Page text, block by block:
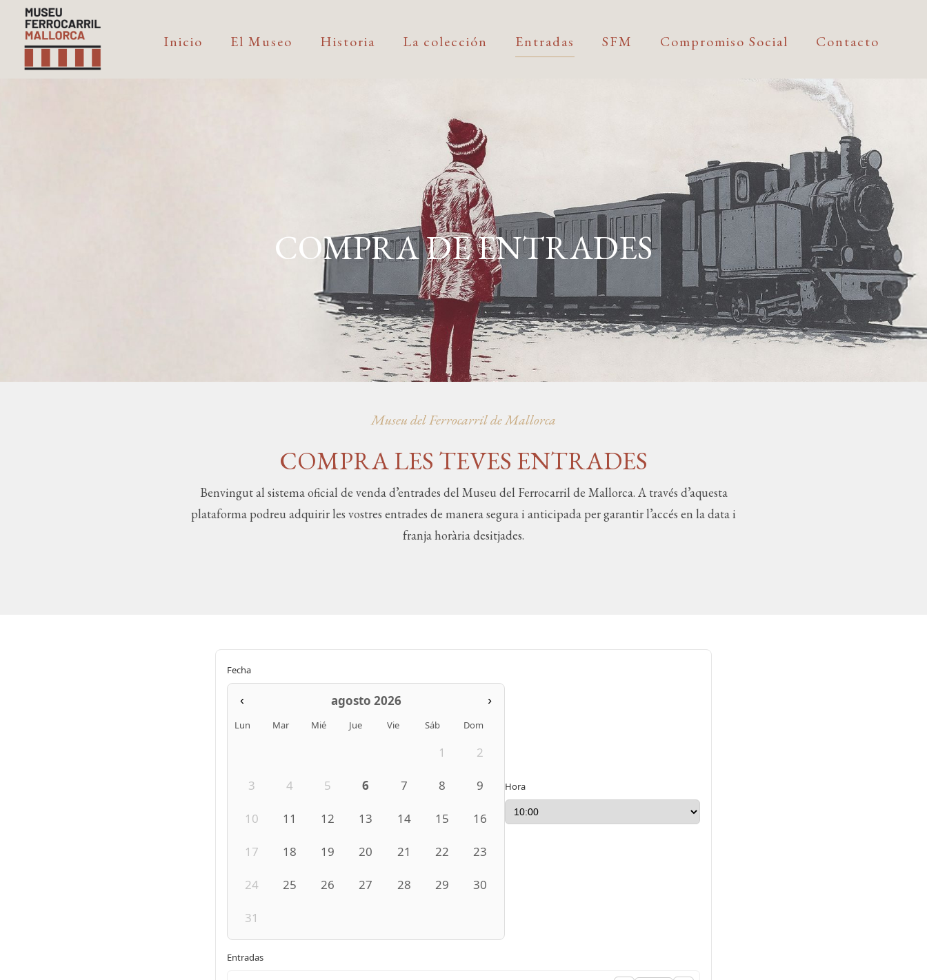
Inicio El Museo Historia La colección Entradas SFM Compromiso Social Contacto
COMPRA DE ENTRADES
Museu del Ferrocarril de Mallorca
COMPRA LES TEVES ENTRADES
Benvingut al sistema oficial de venda d’entrades del Museu del Ferrocarril de Mallorca. A través d’aquesta
plataforma podreu adquirir les vostres entrades de manera segura i anticipada per garantir l’accés en la data i
franja horària desitjades.
Fecha
‹ agosto 2026 ›
Lun Mar Mié Jue Vie Sáb Dom
1 2
3 4 5 6 7 8 9
10 11 12 13 14 15 16
17 18 19 20 21 22 23
24 25 26 27 28 29 30
31
Hora
Entradas